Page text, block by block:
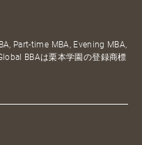
Part-time MBA, Evening MBA,
BBAは栗本学園の登録商標